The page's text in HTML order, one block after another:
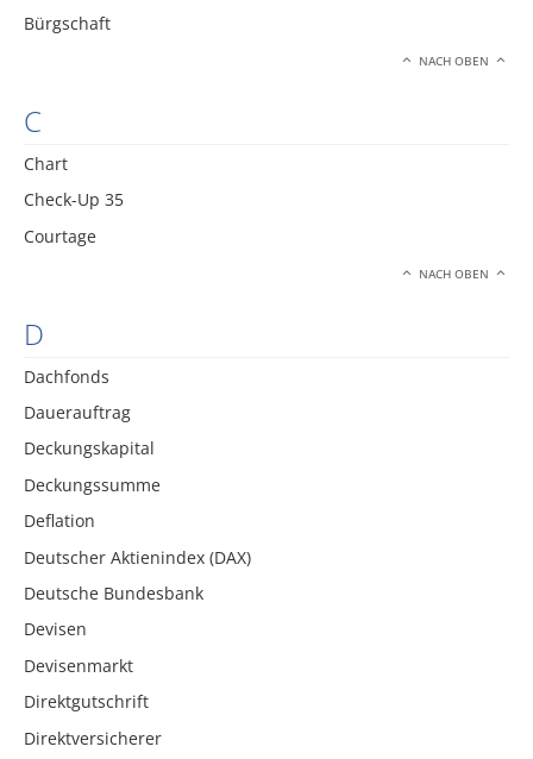
Bürgschaft
NACH OBEN
C
Chart
Check-Up 35
Courtage
NACH OBEN
D
Dachfonds
Dauerauftrag
Deckungskapital
Deckungssumme
Deflation
Deutscher Aktienindex (DAX)
Deutsche Bundesbank
Devisen
Devisenmarkt
Direktgutschrift
Direktversicherer